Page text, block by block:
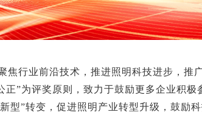
焦行业前沿技术，推进照明科技进步，推
正”为评奖原则，致力于鼓励更多企业积
型”转变，促进照明产业转型升级，鼓励